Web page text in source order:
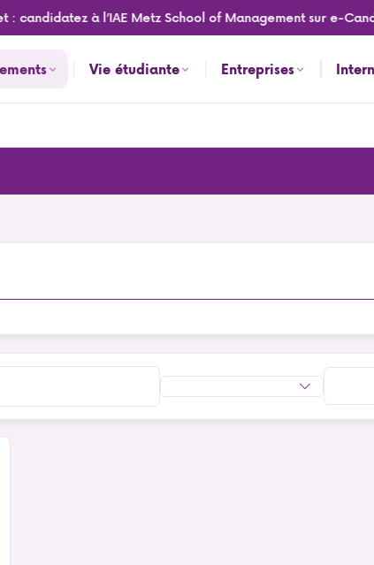
à l’IAE Metz School of Management sur e-
Vie étudiante Entreprises